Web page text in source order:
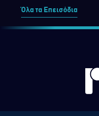
Όλα τα Επεισόδια